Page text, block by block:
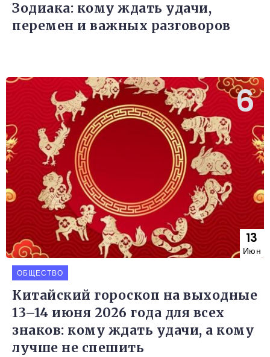
Зодиака: кому ждать удачи,
перемен и важных разговоров
13
Июн
ОБЩЕСТВО
Китайский гороскоп на выходные
13–14 июня 2026 года для всех
знаков: кому ждать удачи, а кому
лучше не спешить